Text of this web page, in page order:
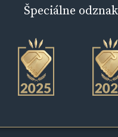
Špeciálne